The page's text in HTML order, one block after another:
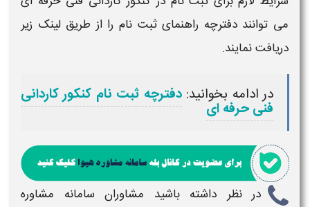
می توانند دفترچه راهنمایثبت نام را از طریق لینک زیر
دریافت نمایند.
در ادامه بخوانید: دفترچه ثبت نام کنکور کاردانی
فنی حرفه ای
در نظر داشته باشید مشاوران سامانه مشاوره